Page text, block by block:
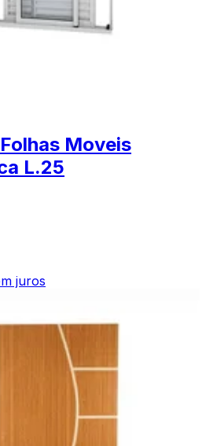
Moveis
L.25
juros